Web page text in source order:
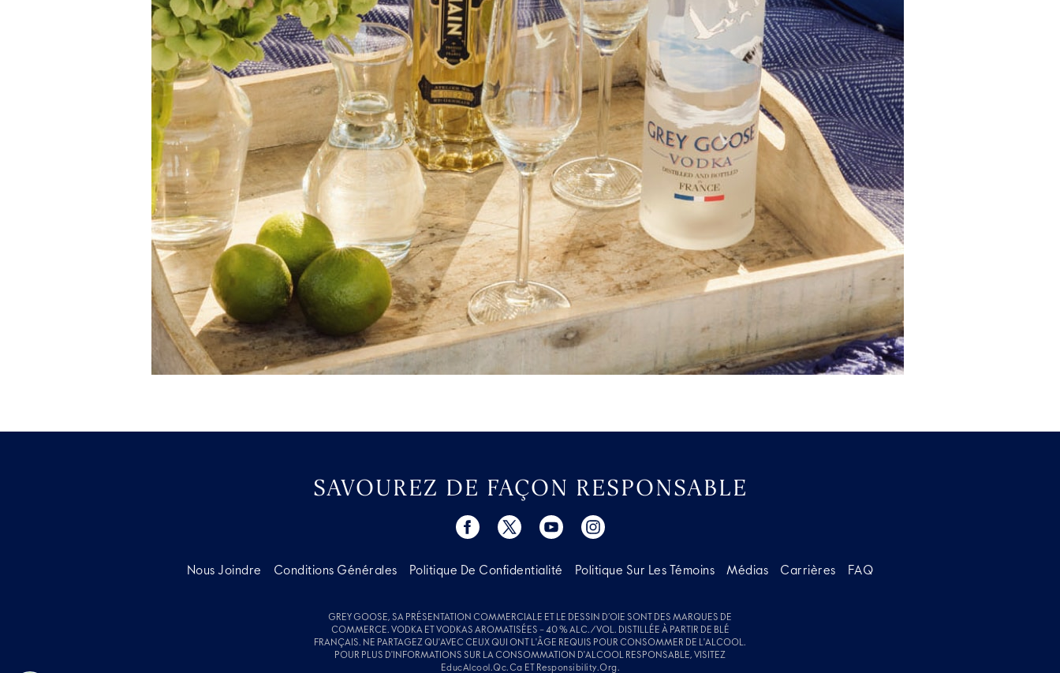
SAVOUREZ DE FAÇON RESPONSABLE
Nous Joindre Conditions Générales Politique De Confidentialité Politique Sur Les Témoins Médias Carrières FAQ
GREY GOOSE, SA PRÉSENTATION COMMERCIALE ET LE DESSIN D’OIE SONT DES MARQUES DE
COMMERCE. VODKA ET VODKAS AROMATISÉES – 40 % ALC./VOL. DISTILLÉE À PARTIR DE BLÉ
FRANÇAIS. NE PARTAGEZ QU'AVEC CEUX QUI ONT L'ÂGE REQUIS POUR CONSOMMER DE L'ALCOOL.
POUR PLUS D'INFORMATIONS SUR LA CONSOMMATION D'ALCOOL RESPONSABLE, VISITEZ
EducAlcool.qc.ca ET Responsibility.org.